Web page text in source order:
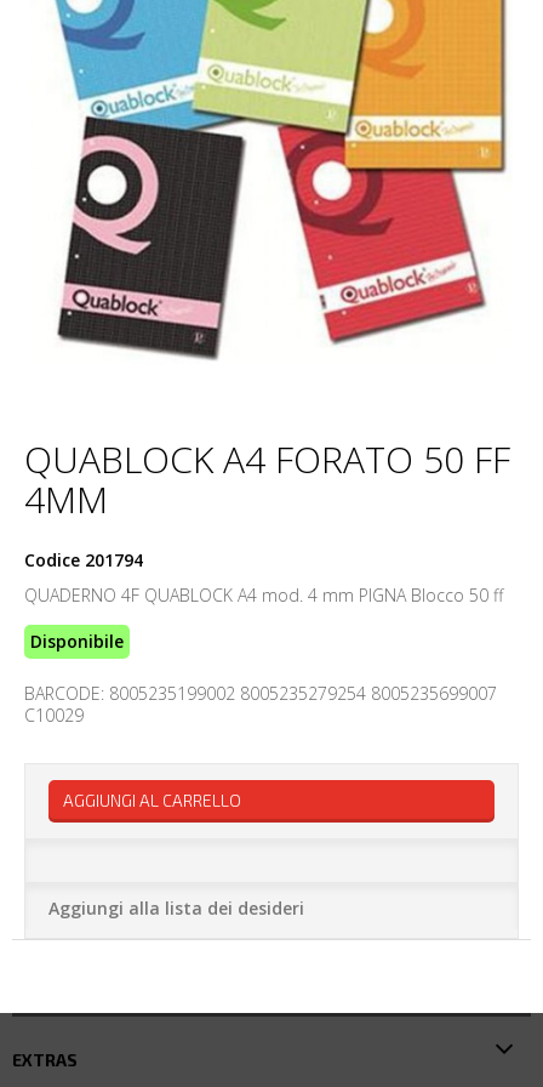
QUABLOCK A4 FORATO 50 FF
4MM
Codice 201794
QUADERNO 4F QUABLOCK A4 mod. 4 mm PIGNA Blocco 50 ff
Disponibile
BARCODE: 8005235199002 8005235279254 8005235699007
C10029
AGGIUNGI AL CARRELLO
Aggiungi alla lista dei desideri
EXTRAS